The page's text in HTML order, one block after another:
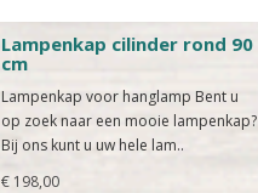
Lampenkap cilinder rond 90
cm
Lampenkap voor hanglamp Bent u
op zoek naar een mooie lampenkap?
Bij ons kunt u uw hele lam..
€ 198,00